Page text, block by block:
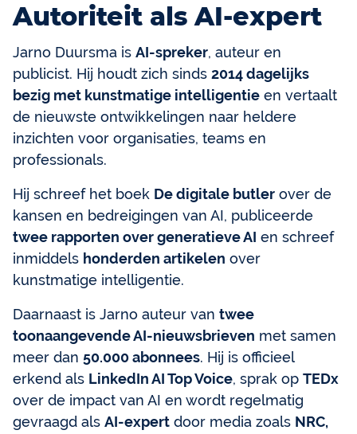
Autoriteit als AI-expert
Jarno Duursma is AI-spreker, auteur en
publicist. Hij houdt zich sinds 2014 dagelijks
bezig met kunstmatige intelligentie en vertaalt
de nieuwste ontwikkelingen naar heldere
inzichten voor organisaties, teams en
professionals.
Hij schreef het boek De digitale butler over de
kansen en bedreigingen van AI, publiceerde
twee rapporten over generatieve AI en schreef
inmiddels honderden artikelen over
kunstmatige intelligentie.
Daarnaast is Jarno auteur van twee
toonaangevende AI-nieuwsbrieven met samen
meer dan 50.000 abonnees. Hij is officieel
erkend als LinkedIn AI Top Voice, sprak op TEDx
over de impact van AI en wordt regelmatig
gevraagd als AI-expert door media zoals NRC,